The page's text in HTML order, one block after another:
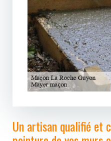
Un artisan qualifié et